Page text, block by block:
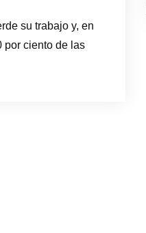
su trabajo y, en
por ciento de las